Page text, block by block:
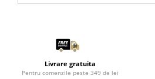
Livrare gratuita
Pentru comenzile peste 349 de lei